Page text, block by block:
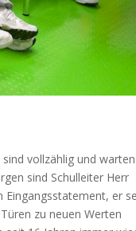
sind vollzählig und
sind Schulleiter Herr
Eingangsstatement, er
zu neuen Werten